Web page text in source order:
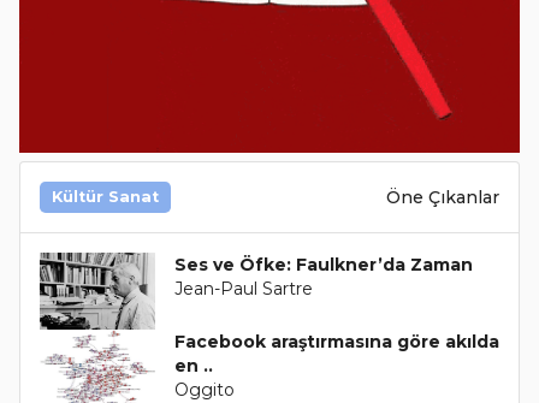
Kültür Sanat Öne Çıkanlar
Ses ve Öfke: Faulkner’da Zaman
Jean-Paul Sartre
Facebook araştırmasına göre akılda
en ..
Oggito